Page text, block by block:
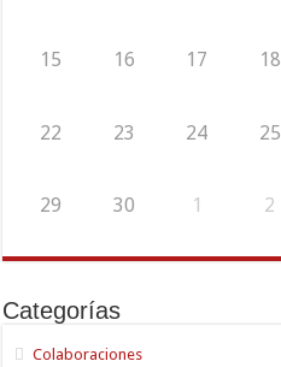
15 16 17 18
22 23 24 25
29 30 1 2
Categorías
Colaboraciones